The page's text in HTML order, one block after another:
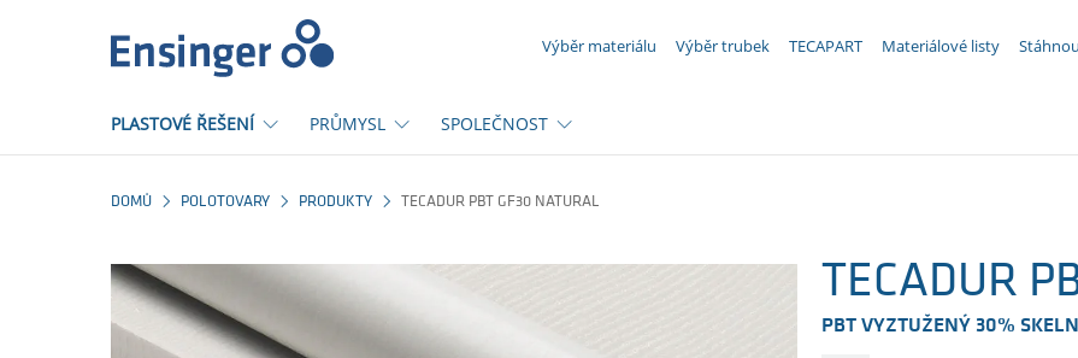
Výběr materiálu Výběr trubek TECAPART Materiálové listy
PLASTOVÉ ŘEŠENÍ PRŮMYSL SPOLEČNOST
DOMŮ POLOTOVARY PRODUKTY TECADUR PBT GF30 NATURAL
TECADUR
PBT VYZTUŽENÝ 30%